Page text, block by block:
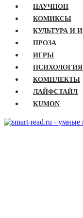
НАУЧПОП
КОМИКСЫ
КУЛЬТУРА И
ПРОЗА
ИГРЫ
ПСИХОЛОГИЯ
КОМПЛЕКТЫ
ЛАЙФСТАЙЛ
KUMON